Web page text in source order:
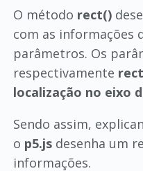
O método rect()
com as informações
parâmetros. Os
respectivamente
localização no eixo
Sendo assim,
o p5.jsdesenha um
informações.